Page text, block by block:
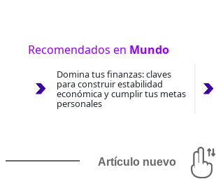
Recomendados en Mundo
Domina tus finanzas: claves
para construir estabilidad
económica y cumplir tus metas
personales
Artículo nuevo